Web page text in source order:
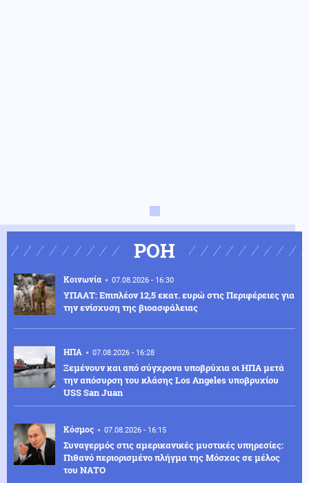
ΡΟΗ
Κοινωνία 07.08.2026 - 16:30
ΥΠΑΑΤ: Επιπλέον 12,5 εκατ. ευρώ στις Περιφέρειες για
την ενίσχυση της βιοασφάλειας
ΗΠΑ 07.08.2026 - 16:28
Ξεμένουν και από σύγχρονα υποβρύχια οι ΗΠΑ μετά
την απόσυρση του κλάσης Los Angeles υποβρυχίου
USS San Juan
Κόσμος 07.08.2026 - 16:15
Συναγερμός στις αμερικανικές μυστικές υπηρεσίες:
Πιθανό περιορισμένο πλήγμα της Μόσχας σε μέλος
του ΝΑΤΟ